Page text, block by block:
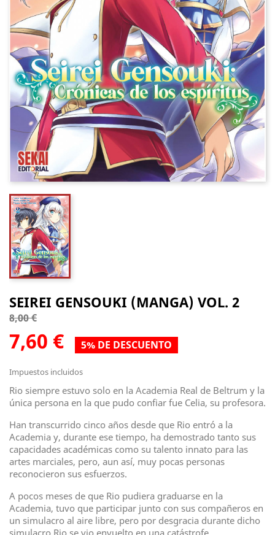
SEIREI GENSOUKI (MANGA) VOL. 2
8,00 €
7,60 € 5% DE DESCUENTO
Impuestos incluidos
Rio siempre estuvo solo en la Academia Real de Beltrum y la
única persona en la que pudo confiar fue Celia, su profesora.
Han transcurrido cinco años desde que Rio entró a la
Academia y, durante ese tiempo, ha demostrado tanto sus
capacidades académicas como su talento innato para las
artes marciales, pero, aun así, muy pocas personas
reconocieron sus esfuerzos.
A pocos meses de que Rio pudiera graduarse en la
Academia, tuvo que participar junto con sus compañeros en
un simulacro al aire libre, pero por desgracia durante dicho
simulacro Rio se vio envuelto en una catástrofe